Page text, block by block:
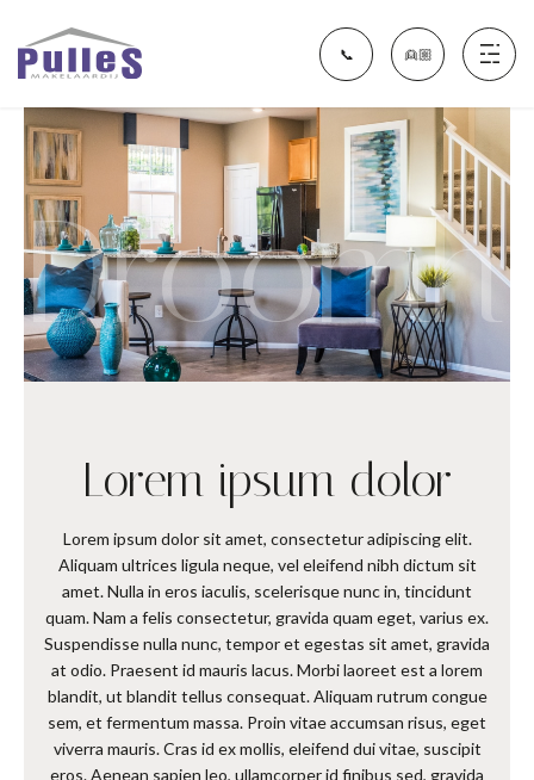
Aanbod
Financieel Fit Nijmegen
Diensten
📞 👱🏼
Lorem ipsum dolor
Lorem ipsum dolor sit amet, consectetur adipiscing elit.
Aliquam ultrices ligula neque, vel eleifend nibh dictum sit
amet. Nulla in eros iaculis, scelerisque nunc in, tincidunt
quam. Nam a felis consectetur, gravida quam eget, varius ex.
Suspendisse nulla nunc, tempor et egestas sit amet, gravida
at odio. Praesent id mauris lacus. Morbi laoreet est a lorem
blandit, ut blandit tellus consequat. Aliquam rutrum congue
sem, et fermentum massa. Proin vitae accumsan risus, eget
viverra mauris. Cras id ex mollis, eleifend dui vitae, suscipit
eros. Aenean sapien leo, ullamcorper id finibus sed, gravida